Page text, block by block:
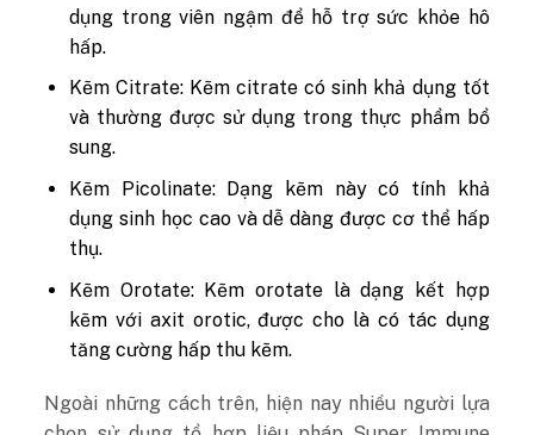
dụng trong viên ngậm để hỗ trợ sức khỏe hô
hấp.
Kẽm Citrate: Kẽm citrate có sinh khả dụng tốt
và thường được sử dụng trong thực phẩm bổ
sung.
Kẽm Picolinate: Dạng kẽm này có tính khả
dụng sinh học cao và dễ dàng được cơ thể hấp
thụ.
Kẽm Orotate: Kẽm orotate là dạng kết hợp
kẽm với axit orotic, được cho là có tác dụng
tăng cường hấp thu kẽm.
Ngoài những cách trên, hiện nay nhiều người lựa